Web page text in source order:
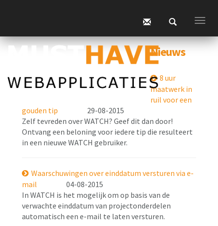
Nieuws
8 uur
maatwerk in
ruil voor een
gouden tip
29-08-2015
Zelf tevreden over WATCH? Geef dit dan door!
Ontvang een beloning voor iedere tip die resulteert
in een nieuwe WATCH gebruiker.
Waarschuwingen over einddatum versturen via e-
mail
04-08-2015
In WATCH is het mogelijk om op basis van de
verwachte einddatum van projectonderdelen
automatisch een e-mail te laten versturen.